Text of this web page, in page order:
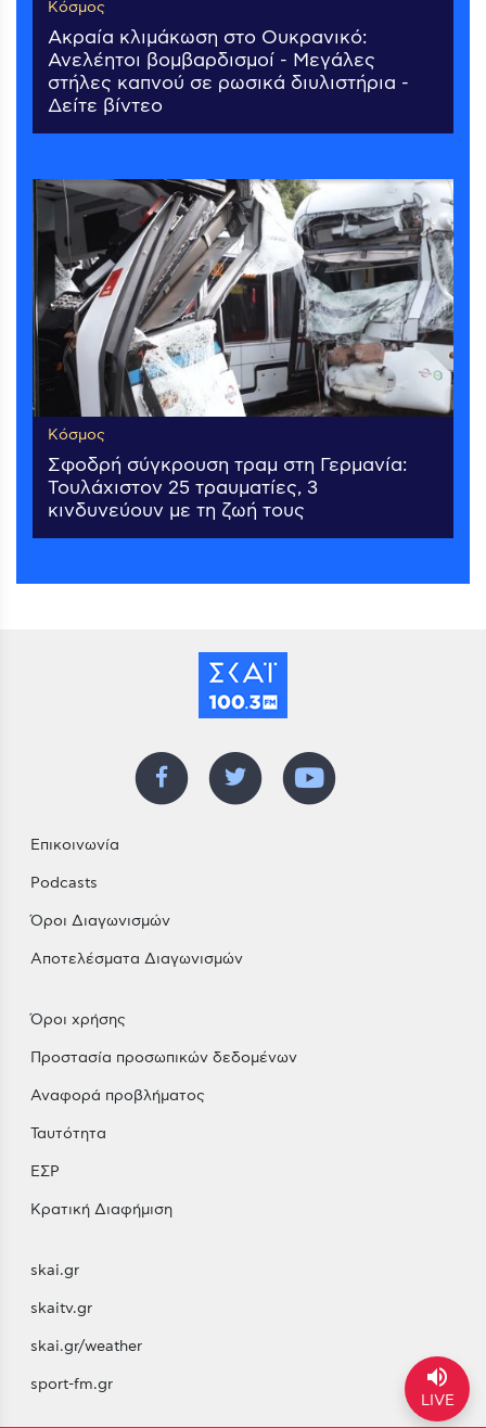
Κόσμος
Ακραία κλιμάκωση στο Ουκρανικό:
Ανελέητοι βομβαρδισμοί - Μεγάλες
στήλες καπνού σε ρωσικά διυλιστήρια -
Δείτε βίντεο
Κόσμος
Σφοδρή σύγκρουση τραμ στη Γερμανία:
Τουλάχιστον 25 τραυματίες, 3
κινδυνεύουν με τη ζωή τους
Επικοινωνία
Podcasts
Όροι Διαγωνισμών
Αποτελέσματα Διαγωνισμών
Όροι χρήσης
Προστασία προσωπικών δεδομένων
Αναφορά προβλήματος
Ταυτότητα
ΕΣΡ
Κρατική Διαφήμιση
skai.gr
skaitv.gr
skai.gr/weather
sport-fm.gr
volume_up
LIVE